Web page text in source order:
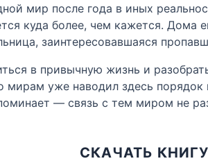
мир после года в иных
куда более, чем кажется.
заинтересовавшаяся
в привычную жизнь и
уже наводил здесь порядок
— связь с тем миром не
СКАЧАТЬ